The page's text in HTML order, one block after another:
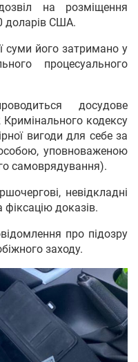
на розміщення
доларів США.
суми його затримано у
процесуального
досудове
Кримінального кодексу
вигоди для себе за
уповноваженою
самоврядування).
невідкладні
фіксацію доказів.
про підозру
заходу.